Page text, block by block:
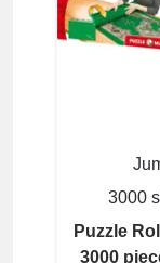
3000
Puzzle
3000